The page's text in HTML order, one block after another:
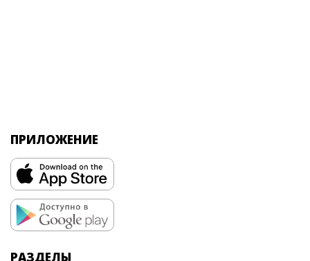
ПРИЛОЖЕНИЕ
РАЗДЕЛЫ